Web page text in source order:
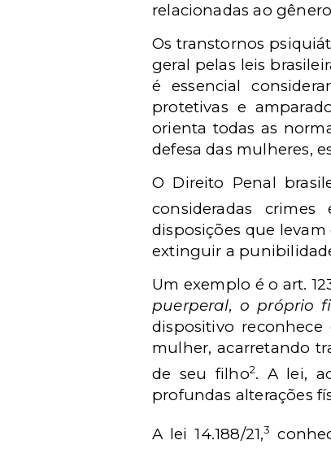
relacionadas ao
Os transtornos
geral pelas leis
é essencial
protetivas e
orienta todas as
defesa das mulheres,
O Direito Penal
consideradas
disposições que
extinguir a
Um exemplo é o art.
puerperal, o próprio
dispositivo
mulher, acarretando
de seu filho2. A lei,
profundas alterações
A lei 14.188/21,3